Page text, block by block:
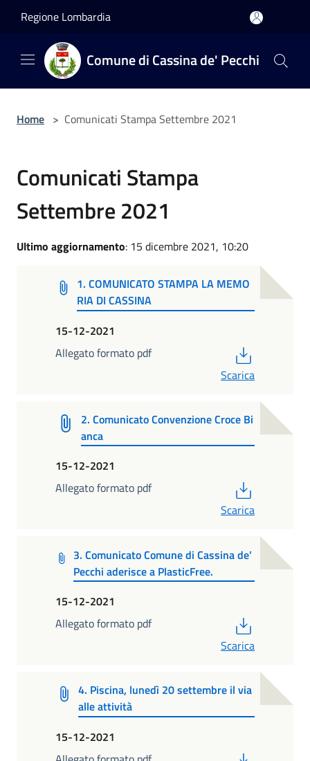
Regione Lombardia
Comune di Cassina de' Pecchi
Home > Comunicati Stampa Settembre 2021
Comunicati Stampa
Settembre 2021
Ultimo aggiornamento: 15 dicembre 2021, 10:20
1. COMUNICATO STAMPA LA MEMO
RIA DI CASSINA
15-12-2021
Allegato formato pdf
Scarica
2. Comunicato Convenzione Croce Bi
anca
15-12-2021
Allegato formato pdf
Scarica
3. Comunicato Comune di Cassina de’
Pecchi aderisce a PlasticFree.
15-12-2021
Allegato formato pdf
Scarica
4. Piscina, lunedì 20 settembre il via
alle attività
15-12-2021